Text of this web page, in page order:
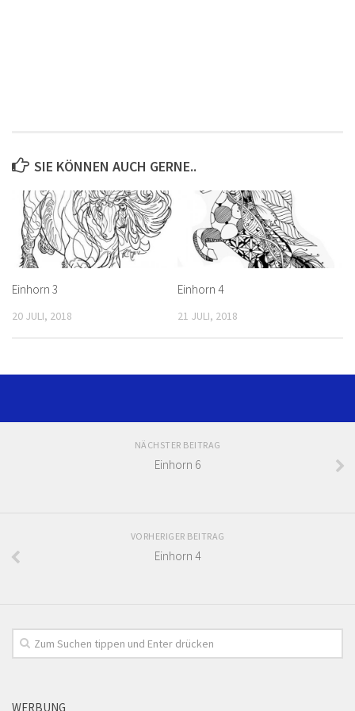
SIE KÖNNEN AUCH GERNE..
Einhorn 3
20 JULI, 2018
Einhorn 4
21 JULI, 2018
NÄCHSTER BEITRAG
Einhorn 6
VORHERIGER BEITRAG
Einhorn 4
WERBUNG